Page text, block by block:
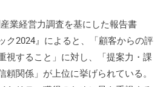
業経営力調査を基にした報告書
ク2024』によると、「顧客からの評
視すること」に対し、「提案力・課
頼関係」が上位に挙げられている。